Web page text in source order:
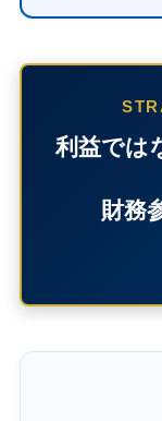
利益では
財務